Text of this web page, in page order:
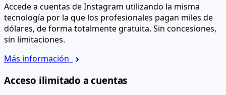
Accede a cuentas de Instagram utilizando la misma
tecnología por la que los profesionales pagan miles de
dólares, de forma totalmente gratuita. Sin concesiones,
sin limitaciones.
Más información
Acceso ilimitado a cuentas